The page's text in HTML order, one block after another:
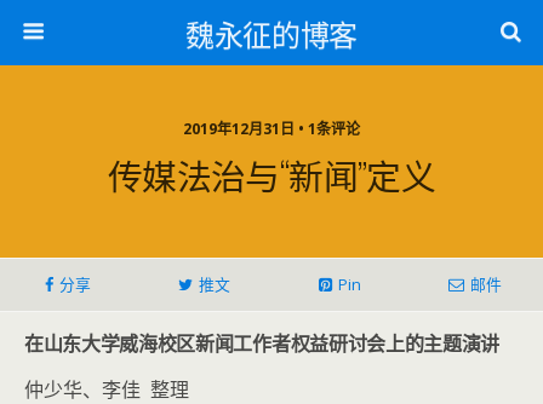
魏永征的博客
2019年12月31日 • 1条评论
传媒法治与“新闻”定义
分享 推文 Pin 邮件
在山东大学威海校区新闻工作者权益研讨会上的主题演讲
仲少华、李佳 整理